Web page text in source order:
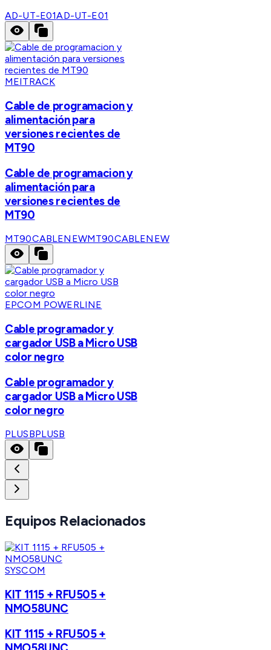
AD-UT-E01AD-UT-E01
MEITRACK
Cable de programacion y
alimentación para
versiones recientes de
MT90
Cable de programacion y
alimentación para
versiones recientes de
MT90
MT90CABLENEWMT90CABLENEW
EPCOM POWERLINE
Cable programador y
cargador USB a Micro USB
color negro
Cable programador y
cargador USB a Micro USB
color negro
PLUSBPLUSB
Equipos Relacionados
SYSCOM
KIT 1115 + RFU505 +
NMO58UNC
KIT 1115 + RFU505 +